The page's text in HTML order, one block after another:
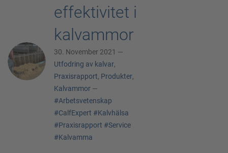
effektivitet i
kalvammor
30. November 2021 —
Utfodring av kalvar,
Praxisrapport, Produkter,
Kalvammor —
#Arbetsvetenskap
#CalfExpert #Kalvhälsa
#Praxisrapport #Service
#Kalvamma